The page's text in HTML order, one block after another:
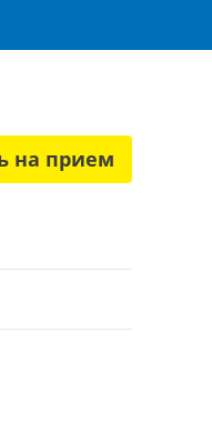
на прием